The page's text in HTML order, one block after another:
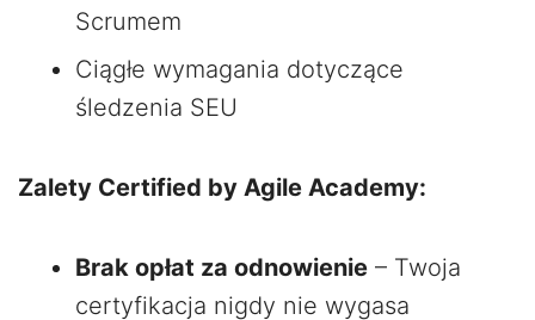
Scrumem
Ciągłe wymagania dotyczące
śledzenia SEU
Zalety Certified by Agile Academy:
Brak opłat za odnowienie – Twoja
certyfikacja nigdy nie wygasa